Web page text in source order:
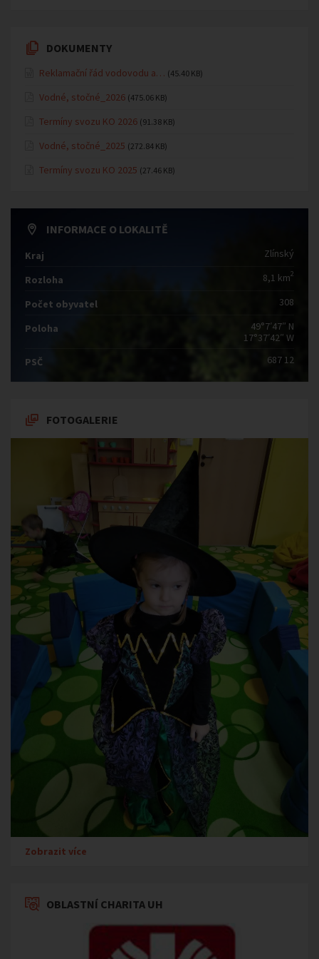
DOKUMENTY
Reklamační řád vodovodu a… (45.40 KB)
Vodné, stočné_2026 (475.06 KB)
Termíny svozu KO 2026 (91.38 KB)
Vodné, stočné_2025 (272.84 KB)
Termíny svozu KO 2025 (27.46 KB)
INFORMACE O LOKALITĚ
Kraj Zlínský
Rozloha 8,1 km2
Počet obyvatel 308
Poloha
49°7′47″ N
17°37′42″ W
PSČ
687 12
FOTOGALERIE
Zobrazit více
OBLASTNÍ CHARITA UH